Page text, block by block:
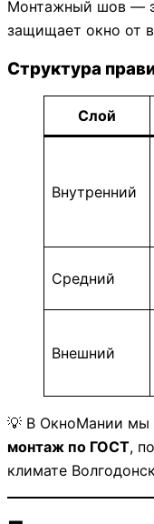
Монтажный шов —
защищает окно от
Структура
Слой
Внутренний
Средний
Внешний
💡 В ОкноМании мы
монтаж по ГОСТ,
климате